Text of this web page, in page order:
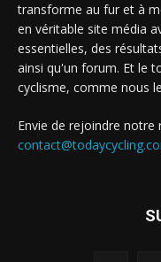
transforme au fur et à
en véritable site média
essentielles, des
ainsi qu'un forum. Et le
cyclisme, comme nous
Envie de rejoindre notre